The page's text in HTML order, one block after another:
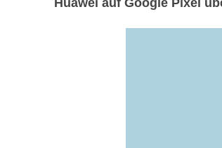
Huawei auf Google Pixel